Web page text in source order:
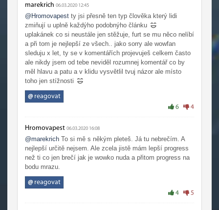
marekrich 06.03.2020 12:45
@Hromovapest ty jsi přesně ten typ člověka který lidi
zmiňují u uplně každýho podobnýho článku
uplakánek co si neustále jen stěžuje, furt se mu něco nelíbí
a při tom je nejlepší ze všech.. jako sorry ale wowfan
sleduju x let, ty se v komentářích projevuješ celkem často
ale nikdy jsem od tebe neviděl rozumnej komentář co by
měl hlavu a patu a v klidu vysvětlil tvuj názor ale místo
toho jen stížnosti
@reagovat
6 4
Hromovapest 06.03.2020 16:08
@marekrich To si mě s někým pleteš. Já tu nebrečím. A
nejlepší určitě nejsem. Ale zcela jistě mám lepší progress
než ti co jen brečí jak je wowko nuda a přitom progress na
bodu mrazu.
@reagovat
4 5